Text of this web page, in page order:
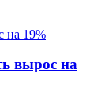
вырос на